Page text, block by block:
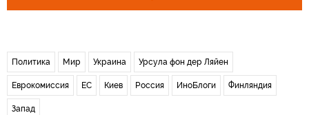
Политика Мир Украина Урсула фон дер Ляйен
Еврокомиссия ЕС Киев Россия ИноБлоги Финляндия
Запад